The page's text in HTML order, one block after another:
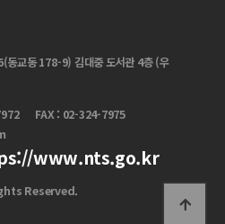
동교동 178-9) 김대중 도서관 4층 (우
FAX : 02-324-7975
www.nts.go.kr
Reserved.